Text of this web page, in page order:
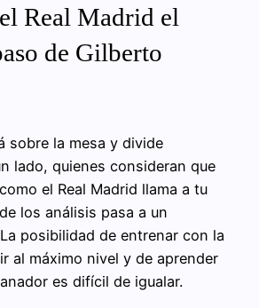
Real Madrid el
de Gilberto
sobre la mesa y divide
lado, quienes consideran que
el Real Madrid llama a tu
los análisis pasa a un
posibilidad de entrenar con la
al máximo nivel y de aprender
es difícil de igualar.